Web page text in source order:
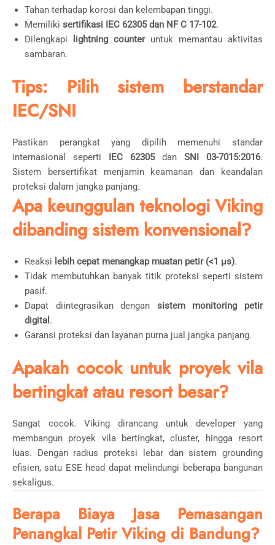
Tahan terhadap korosi dan kelembapan tinggi.
Memiliki sertifikasi IEC 62305 dan NF C 17-102.
Dilengkapi
lightning counteruntuk memantau aktivitas
sambaran.
Tips: Pilih sistem berstandar
IEC/SNI
Pastikan perangkat yang dipilih memenuhi standar
internasional seperti IEC 62305dan SNI 03-7015:2016.
Sistem bersertifikat menjamin keamanan dan keandalan
proteksi dalam jangka panjang.
Apa keunggulan teknologi Viking
dibanding sistem konvensional?
Reaksi lebih cepat menangkap muatan petir (<1 μs).
Tidak membutuhkan banyak titik proteksi seperti sistem
pasif.
Dapat diintegrasikan dengan sistem monitoring petir
digital .
Garansi proteksi dan layanan purna jual jangka panjang.
Apakah cocok untuk proyek vila
bertingkat atau resort besar?
Sangat cocok. Viking dirancang untuk developer yang
membangun proyek vila bertingkat, cluster, hingga resort
luas. Dengan radius proteksi lebar dan sistem grounding
efisien, satu ESE head dapat melindungi beberapa bangunan
sekaligus.
Berapa Biaya Jasa Pemasangan
Penangkal Petir Viking di Bandung?